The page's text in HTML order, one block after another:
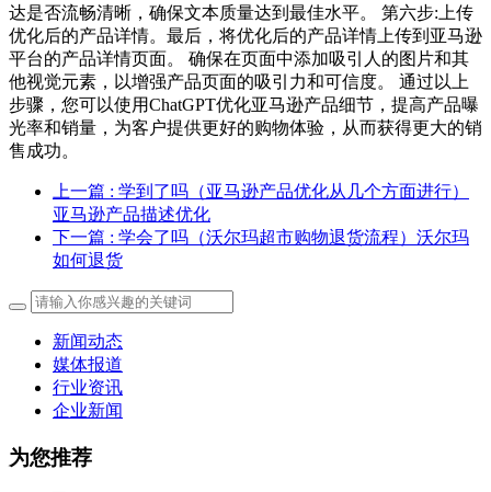
达是否流畅清晰，确保文本质量达到最佳水平。 第六步:上传
优化后的产品详情。最后，将优化后的产品详情上传到亚马逊
平台的产品详情页面。 确保在页面中添加吸引人的图片和其
他视觉元素，以增强产品页面的吸引力和可信度。 通过以上
步骤，您可以使用ChatGPT优化亚马逊产品细节，提高产品曝
光率和销量，为客户提供更好的购物体验，从而获得更大的销
售成功。
上一篇 : 学到了吗（亚马逊产品优化从几个方面进行）
亚马逊产品描述优化
下一篇 : 学会了吗（沃尔玛超市购物退货流程）沃尔玛
如何退货
新闻动态
媒体报道
行业资讯
企业新闻
为您推荐